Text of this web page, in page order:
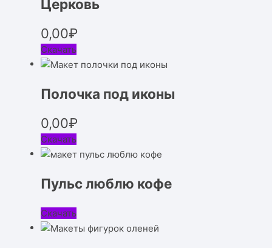
Церковь
0,00₽
Скачать
Полочка под иконы
0,00₽
Скачать
Пульс люблю кофе
Скачать